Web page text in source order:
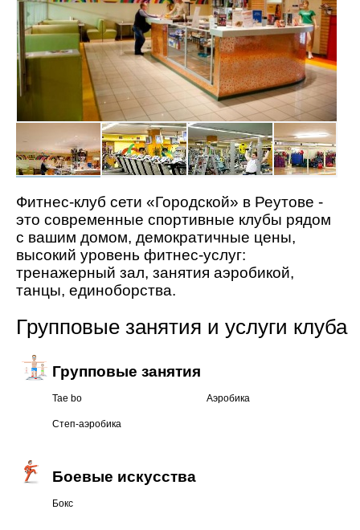
Фитнес-клуб сети «Городской» в Реутове -
это современные спортивные клубы рядом
с вашим домом, демократичные цены,
высокий уровень фитнес-услуг:
тренажерный зал, занятия аэробикой,
танцы, единоборства.
Групповые занятия и услуги клуба
Групповые занятия
Tae bo Аэробика
Степ-аэробика
Боевые искусства
Бокс